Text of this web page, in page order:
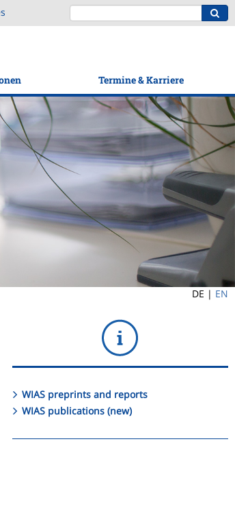
Termine & Karriere
DE | EN
WIAS preprints and reports
WIAS publications (new)